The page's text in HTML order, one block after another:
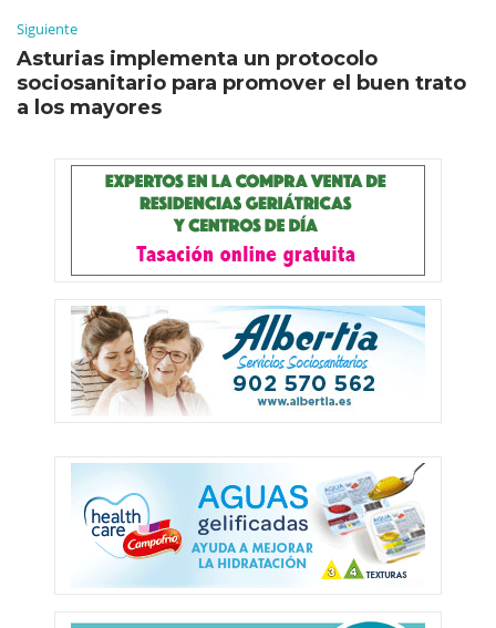
Siguiente
Asturias implementa un protocolo
sociosanitario para promover el buen trato
a los mayores